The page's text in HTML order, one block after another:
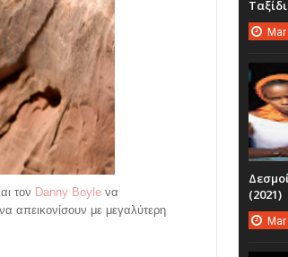
τον Danny Boyle να
απεικονίσουν με μεγαλύτερη
Mar
(2021)
Mar